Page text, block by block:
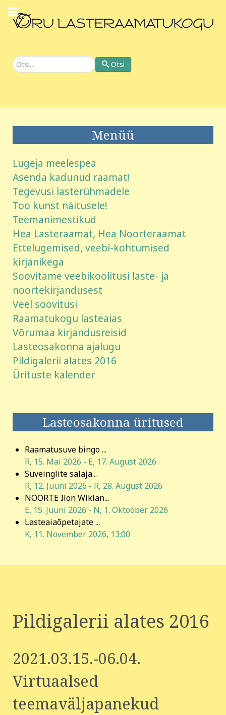
Otsi Otsi
Menüü
Lugeja meelespea
Asenda kadunud raamat!
Tegevusi lasterühmadele
Too kunst näitusele!
Teemanimestikud
Hea Lasteraamat, Hea Noorteraamat
Ettelugemised, veebi-kohtumised
kirjanikega
Soovitame veebikoolitusi laste- ja
noortekirjandusest
Veel soovitusi
Raamatukogu lasteaias
Võrumaa kirjandusreisid
Lasteosakonna ajalugu
Pildigalerii alates 2016
Ürituste kalender
Lasteosakonna üritused
Raamatusuve bingo ...
R, 15. Mai 2026 - E, 17. August 2026
Suveinglite salaja...
R, 12. Juuni 2026 - R, 28. August 2026
NOORTE Ilon Wiklan...
E, 15. Juuni 2026 - N, 1. Oktoober 2026
Lasteaiaõpetajate ...
K, 11. November 2026, 13:00
Pildigalerii alates 2016
2021.03.15.-06.04.
Virtuaalsed
teemaväljapanekud